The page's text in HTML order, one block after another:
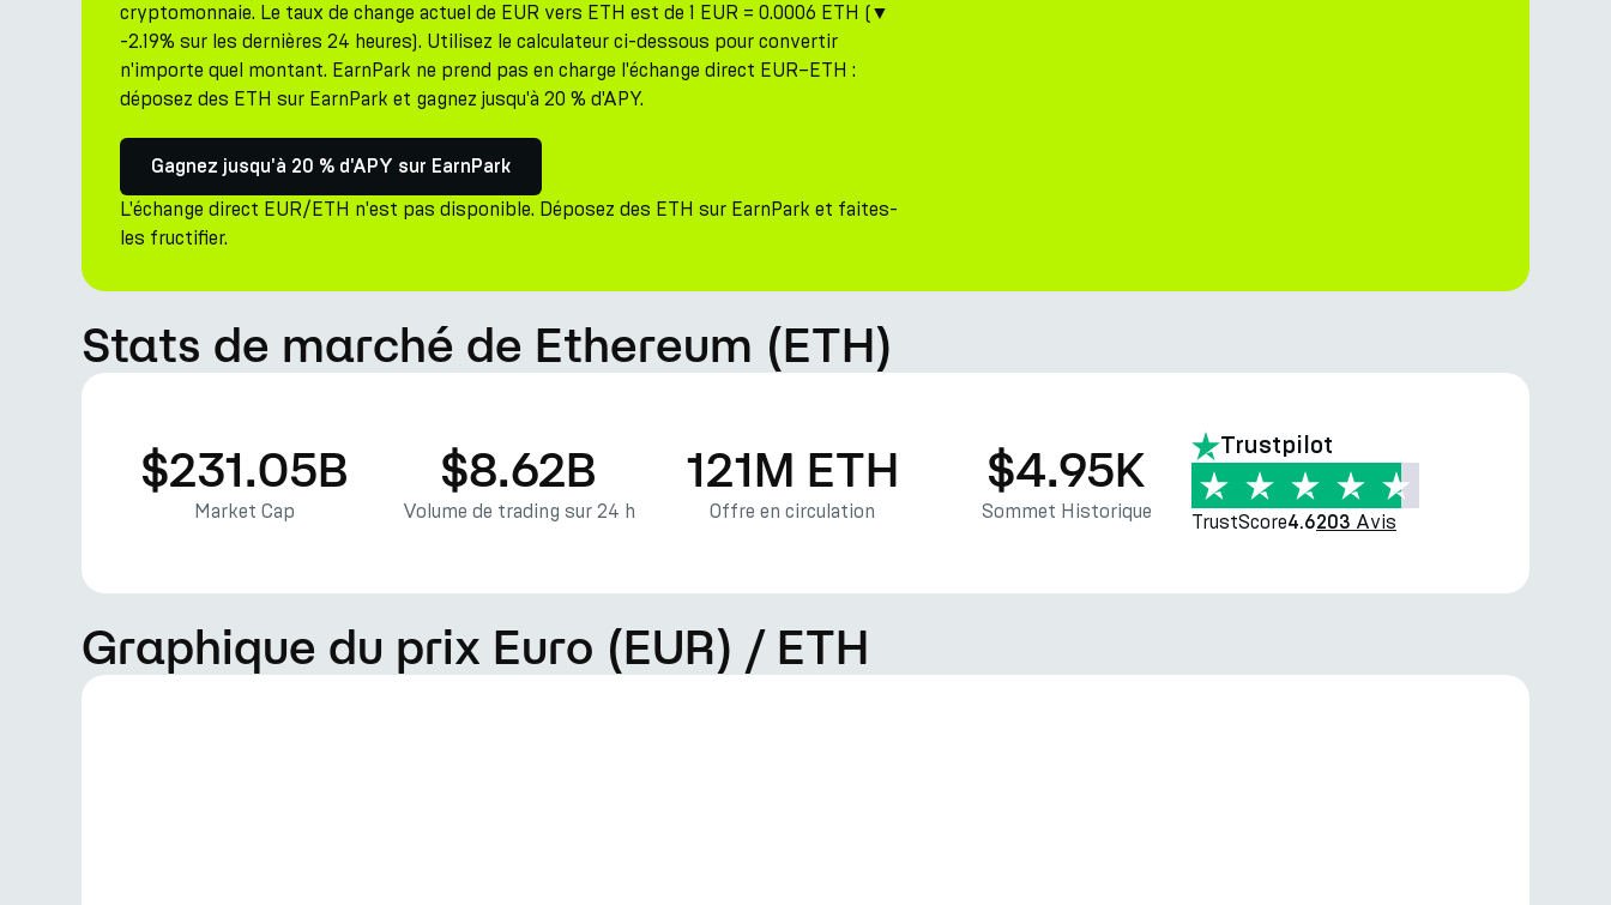
cryptomonnaie. Le taux de change actuel de EUR vers ETH est de 1 EUR = 0.0006 ETH (▼
-2.19% sur les dernières 24 heures). Utilisez le calculateur ci-dessous pour convertir
n'importe quel montant. EarnPark ne prend pas en charge l'échange direct EUR–ETH :
déposez des ETH sur EarnPark et gagnez jusqu'à 20 % d'APY.
Gagnez jusqu'à 20 % d'APY sur EarnPark
L'échange direct EUR/ETH n'est pas disponible. Déposez des ETH sur EarnPark et faites-
les fructifier.
Stats de marché de Ethereum (ETH)
$231.05B
Market Cap
$8.62B
Volume de trading sur 24 h
121M ETH
Offre en circulation
$4.95K
Sommet Historique
Trustpilot
TrustScore4.6203 Avis
Graphique du prix Euro (EUR) / ETH